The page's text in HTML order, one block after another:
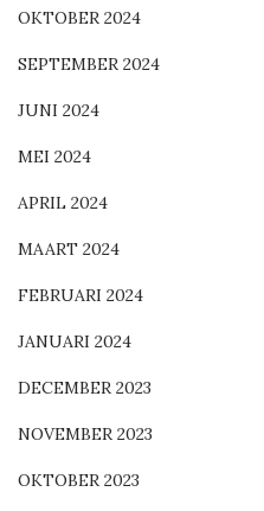
OKTOBER 2024
SEPTEMBER 2024
JUNI 2024
MEI 2024
APRIL 2024
MAART 2024
FEBRUARI 2024
JANUARI 2024
DECEMBER 2023
NOVEMBER 2023
OKTOBER 2023